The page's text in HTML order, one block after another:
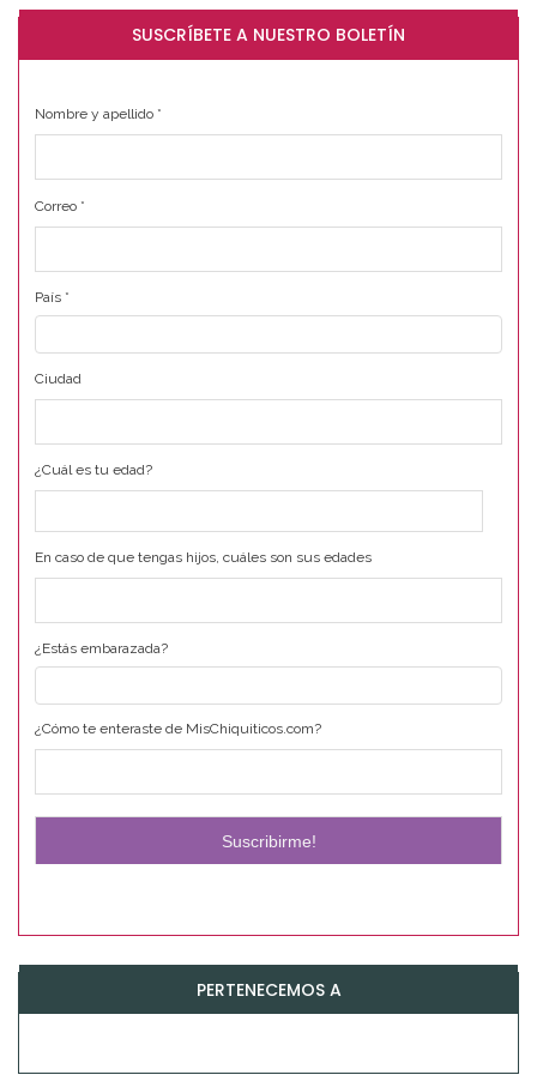
SUSCRÍBETE A NUESTRO BOLETÍN
Nombre y apellido *
Correo *
País *
Ciudad
¿Cuál es tu edad?
En caso de que tengas hijos, cuáles son sus edades
¿Estás embarazada?
¿Cómo te enteraste de MisChiquiticos.com?
PERTENECEMOS A